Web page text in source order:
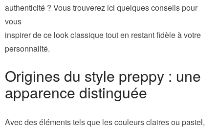
authenticité ? Vous trouverez ici quelques conseils pour
vous
inspirer de ce look classique tout en restant fidèle à votre
personnalité.
Origines du style preppy : une
apparence distinguée
Avec des éléments tels que les couleurs claires ou pastel,